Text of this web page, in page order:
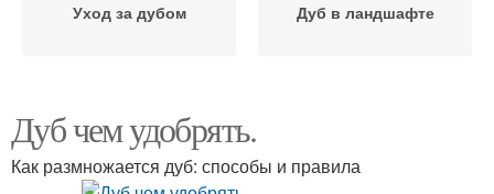
Уход за дубом Дуб в ландшафте
Дуб чем удобрять.
Как размножается дуб: способы и правила